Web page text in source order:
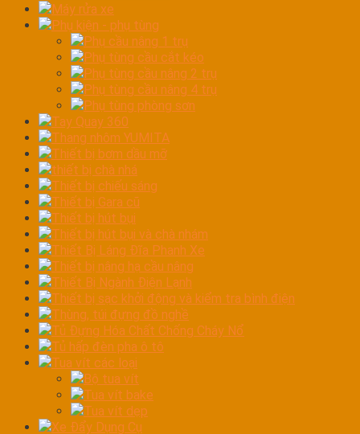
Máy rửa xe
Phụ kiện - phụ tùng
Phụ cầu nâng 1 trụ
Phụ tùng cầu cắt kéo
Phụ tùng cầu nâng 2 trụ
Phụ tùng cầu nâng 4 trụ
Phụ tùng phòng sơn
Tay Quay 360
Thang nhôm YUMITA
Thiết bị bơm dầu mỡ
thiết bị chà nhá
Thiết bị chiếu sáng
Thiết bị Gara cũ
Thiết bị hút bụi
Thiết bị hút bụi và chà nhám
Thiết Bị Láng Đĩa Phanh Xe
Thiết bị nâng hạ cầu nâng
Thiết Bị Ngành Điện Lạnh
Thiết bị sạc khởi động và kiểm tra bình điện
Thùng, túi đựng đồ nghề
Tủ Đựng Hóa Chất Chống Cháy Nổ
Tủ hấp đèn pha ô tô
Tua vít các loại
Bộ tua vít
Tua vít bake
Tua vít dẹp
Xe Đẩy Dụng Cụ